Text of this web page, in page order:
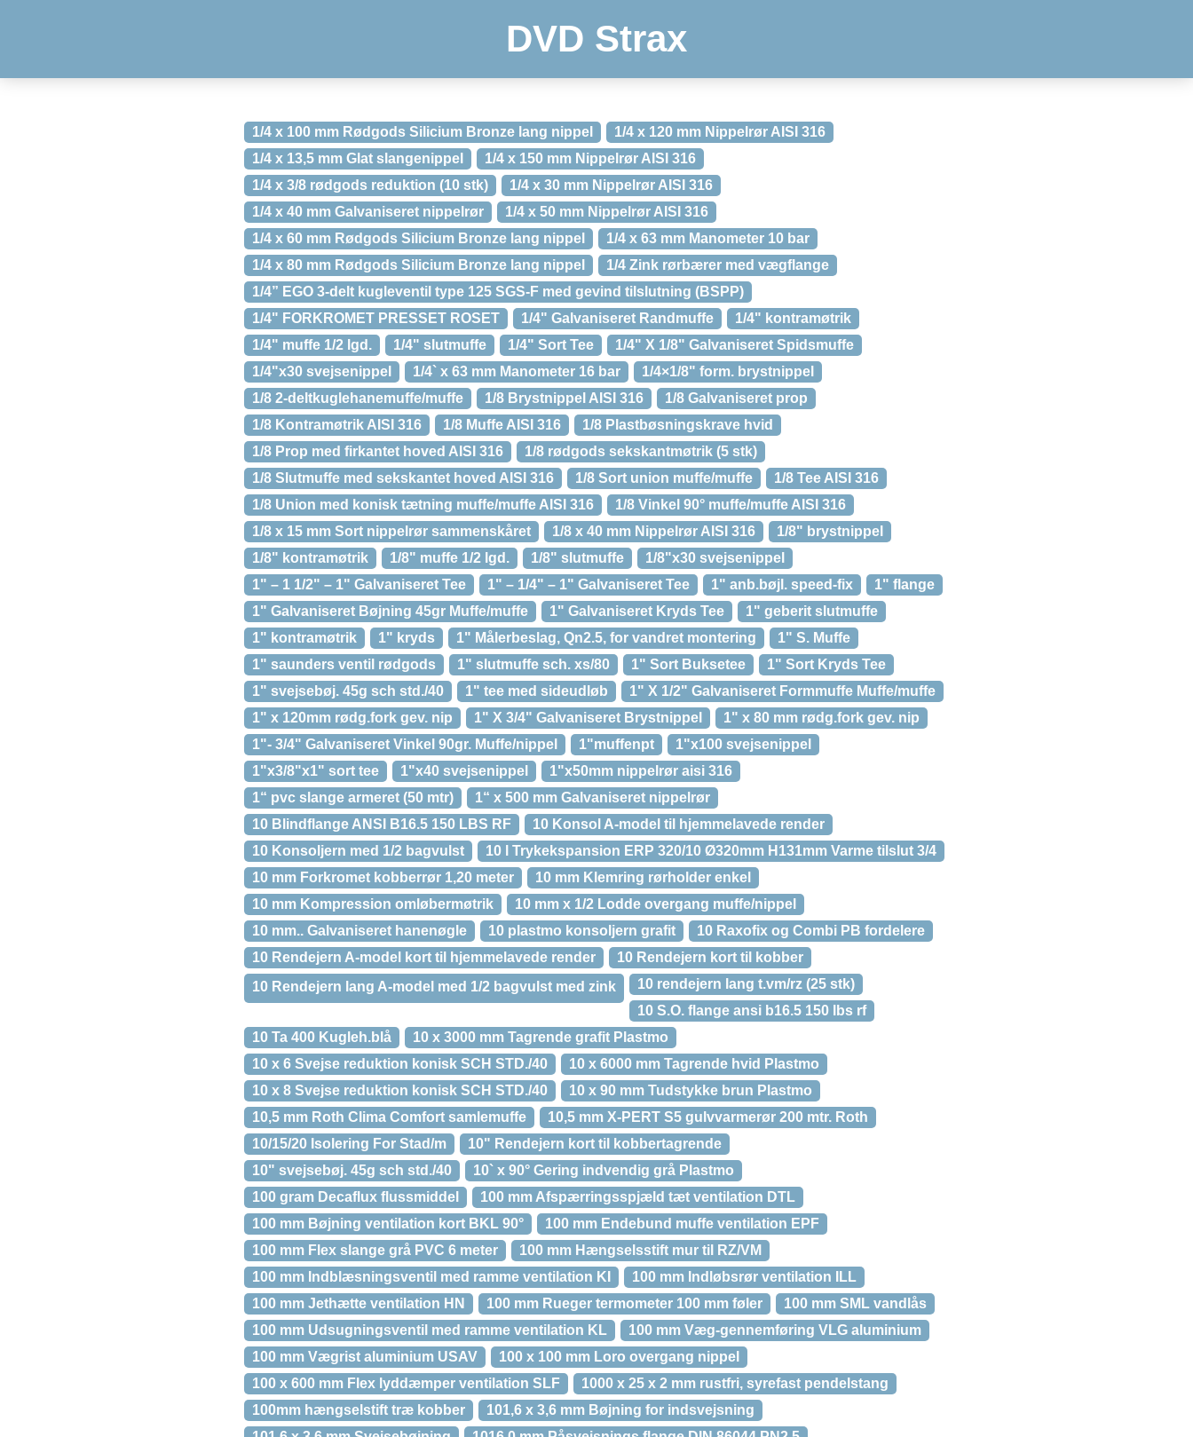
DVD Strax
1/4 x 100 mm Rødgods Silicium Bronze lang nippel
1/4 x 120 mm Nippelrør AISI 316
1/4 x 13,5 mm Glat slangenippel
1/4 x 150 mm Nippelrør AISI 316
1/4 x 3/8 rødgods reduktion (10 stk)
1/4 x 30 mm Nippelrør AISI 316
1/4 x 40 mm Galvaniseret nippelrør
1/4 x 50 mm Nippelrør AISI 316
1/4 x 60 mm Rødgods Silicium Bronze lang nippel
1/4 x 63 mm Manometer 10 bar
1/4 x 80 mm Rødgods Silicium Bronze lang nippel
1/4 Zink rørbærer med vægflange
1/4” EGO 3-delt kugleventil type 125 SGS-F med gevind tilslutning (BSPP)
1/4" FORKROMET PRESSET ROSET
1/4" Galvaniseret Randmuffe
1/4" kontramøtrik
1/4" muffe 1/2 lgd.
1/4" slutmuffe 1/4" Sort Tee
1/4" X 1/8" Galvaniseret Spidsmuffe
1/4"x30 svejsenippel
1/4` x 63 mm Manometer 16 bar
1/4×1/8" form. brystnippel
1/8 2-deltkuglehanemuffe/muffe
1/8 Brystnippel AISI 316
1/8 Galvaniseret prop
1/8 Kontramøtrik AISI 316
1/8 Muffe AISI 316
1/8 Plastbøsningskrave hvid
1/8 Prop med firkantet hoved AISI 316
1/8 rødgods sekskantmøtrik (5 stk)
1/8 Slutmuffe med sekskantet hoved AISI 316
1/8 Sort union muffe/muffe
1/8 Tee AISI 316
1/8 Union med konisk tætning muffe/muffe AISI 316
1/8 Vinkel 90° muffe/muffe AISI 316
1/8 x 15 mm Sort nippelrør sammenskåret
1/8 x 40 mm Nippelrør AISI 316
1/8" brystnippel
1/8" kontramøtrik
1/8" muffe 1/2 lgd. 1/8" slutmuffe
1/8"x30 svejsenippel
1" – 1 1/2" – 1" Galvaniseret Tee
1" – 1/4" – 1" Galvaniseret Tee 1" anb.bøjl. speed-fix
1" flange
1" Galvaniseret Bøjning 45gr Muffe/muffe
1" Galvaniseret Kryds Tee
1" geberit slutmuffe
1" kontramøtrik
1" kryds 1" Målerbeslag, Qn2.5, for vandret montering
1" S. Muffe
1" saunders ventil rødgods
1" slutmuffe sch. xs/80 1" Sort Buksetee
1" Sort Kryds Tee
1" svejsebøj. 45g sch std./40
1" tee med sideudløb
1" X 1/2" Galvaniseret Formmuffe Muffe/muffe
1" x 120mm rødg.fork gev. nip
1" X 3/4" Galvaniseret Brystnippel
1" x 80 mm rødg.fork gev. nip
1"- 3/4" Galvaniseret Vinkel 90gr. Muffe/nippel
1"muffenpt
1"x100 svejsenippel
1"x3/8"x1" sort tee
1"x40 svejsenippel
1"x50mm nippelrør aisi 316
1“ pvc slange armeret (50 mtr)
1“ x 500 mm Galvaniseret nippelrør
10 Blindflange ANSI B16.5 150 LBS RF
10 Konsol A-model til hjemmelavede render
10 Konsoljern med 1/2 bagvulst
10 l Trykekspansion ERP 320/10 Ø320mm H131mm Varme tilslut 3/4
10 mm Forkromet kobberrør 1,20 meter
10 mm Klemring rørholder enkel
10 mm Kompression omløbermøtrik
10 mm x 1/2 Lodde overgang muffe/nippel
10 mm.. Galvaniseret hanenøgle
10 plastmo konsoljern grafit
10 Raxofix og Combi PB fordelere
10 Rendejern A-model kort til hjemmelavede render
10 Rendejern kort til kobber
10 Rendejern lang A-model med 1/2 bagvulst med zink
10 rendejern lang t.vm/rz (25 stk)
10 S.O. flange ansi b16.5 150 lbs rf
10 Ta 400 Kugleh.blå
10 x 3000 mm Tagrende grafit Plastmo
10 x 6 Svejse reduktion konisk SCH STD./40
10 x 6000 mm Tagrende hvid Plastmo
10 x 8 Svejse reduktion konisk SCH STD./40
10 x 90 mm Tudstykke brun Plastmo
10,5 mm Roth Clima Comfort samlemuffe
10,5 mm X-PERT S5 gulvvarmerør 200 mtr. Roth
10/15/20 Isolering For Stad/m
10" Rendejern kort til kobbertagrende
10" svejsebøj. 45g sch std./40
10` x 90° Gering indvendig grå Plastmo
100 gram Decaflux flussmiddel
100 mm Afspærringsspjæld tæt ventilation DTL
100 mm Bøjning ventilation kort BKL 90°
100 mm Endebund muffe ventilation EPF
100 mm Flex slange grå PVC 6 meter
100 mm Hængselsstift mur til RZ/VM
100 mm Indblæsningsventil med ramme ventilation KI
100 mm Indløbsrør ventilation ILL
100 mm Jethætte ventilation HN
100 mm Rueger termometer 100 mm føler
100 mm SML vandlås
100 mm Udsugningsventil med ramme ventilation KL
100 mm Væg-gennemføring VLG aluminium
100 mm Vægrist aluminium USAV
100 x 100 mm Loro overgang nippel
100 x 600 mm Flex lyddæmper ventilation SLF
1000 x 25 x 2 mm rustfri, syrefast pendelstang
100mm hængselstift træ kobber
101,6 x 3,6 mm Bøjning for indsvejsning